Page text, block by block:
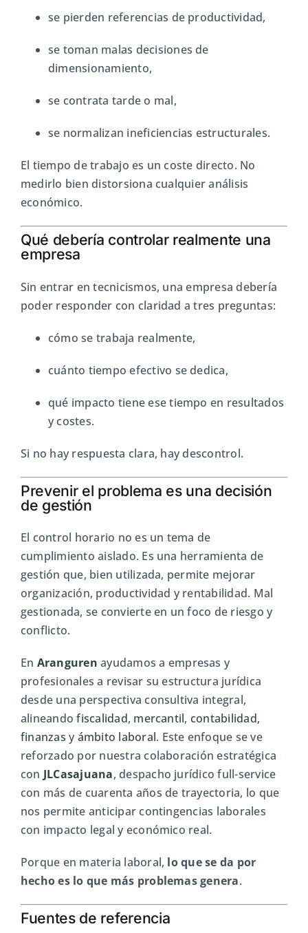
se pierden referencias de productividad,
se toman malas decisiones de
dimensionamiento,
se contrata tarde o mal,
se normalizan ineficiencias estructurales.
El tiempo de trabajo es un coste directo. No
medirlo bien distorsiona cualquier análisis
económico.
Qué debería controlar realmente una
empresa
Sin entrar en tecnicismos, una empresa debería
poder responder con claridad a tres preguntas:
cómo se trabaja realmente,
cuánto tiempo efectivo se dedica,
qué impacto tiene ese tiempo en resultados
y costes.
Si no hay respuesta clara, hay descontrol.
Prevenir el problema es una decisión
de gestión
El control horario no es un tema de
cumplimiento aislado. Es una herramienta de
gestión que, bien utilizada, permite mejorar
organización, productividad y rentabilidad. Mal
gestionada, se convierte en un foco de riesgo y
conflicto.
En Aranguren ayudamos a empresas y
profesionales a revisar su estructura jurídica
desde una perspectiva consultiva integral,
alineandofiscalidad, mercantil, contabilidad,
finanzas y ámbito laboral. Este enfoque se ve
reforzado por nuestra colaboración estratégica
con JLCasajuana, despacho jurídico full-service
con más de cuarenta años de trayectoria, lo que
nos permite anticipar contingencias laborales
con impacto legal y económico real.
Porque en materia laboral, lo que se da por
hecho es lo que más problemas genera.
Fuentes de referencia